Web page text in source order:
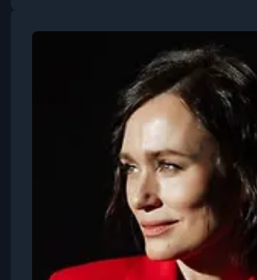
занимались поиском
специалистов в России и за
адаптировали лучшие из
программ для онлайн-формата
новые. Теперь наш опыт
формате: на первой